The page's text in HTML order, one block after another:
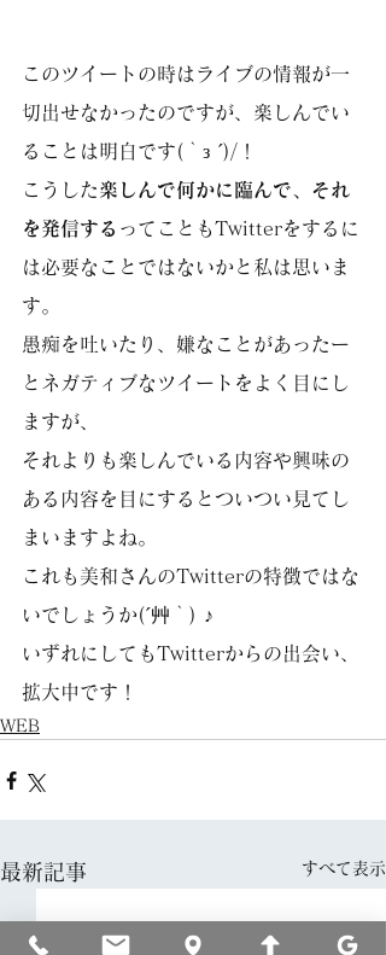
このツイートの時はライブの情報が一
切出せなかったのですが、楽しんでい
ることは明白です(｀з ´)/！
こうした楽しんで何かに臨んで、それ
を発信する ってこともTwitterをするに
は必要なことではないかと私は思いま
す。
愚痴を吐いたり、嫌なことがあったー
とネガティブなツイートをよく目にし
ますが、
それよりも楽しんでいる内容や興味の
ある内容を目にするとついつい見てし
まいますよね。
これも美和さんのTwitterの特徴ではな
いでしょうか(´艸｀) ♪
いずれにしてもTwitterからの出会い、
拡大中です！
WEB
最新記事 すべて表示